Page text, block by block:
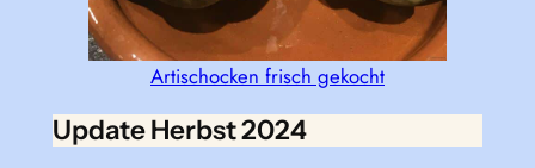
Artischocken frisch gekocht
Update Herbst 2024